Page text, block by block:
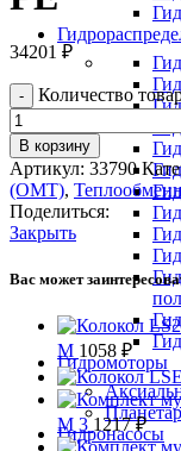
Гидромоторы
Гидронасосы
34201 ₽
Количество
В корзину
Артикул: 33790
(OMT),
Поделиться:
Закрыть
Вас может
M 1058 ₽
M 31217₽